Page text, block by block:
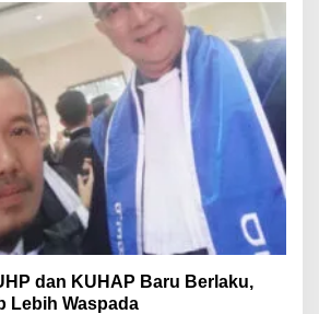
dan KUHAP Baru Berlaku,
Lebih Waspada